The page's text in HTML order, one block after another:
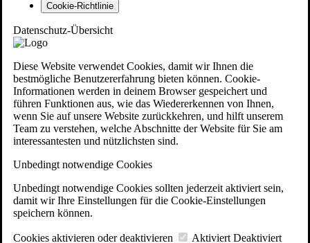
Cookie-Richtlinie
Datenschutz-Übersicht
Diese Website verwendet Cookies, damit wir Ihnen die
bestmögliche Benutzererfahrung bieten können. Cookie-
Informationen werden in deinem Browser gespeichert und
führen Funktionen aus, wie das Wiedererkennen von Ihnen,
wenn Sie auf unsere Website zurückkehren, und hilft unserem
Team zu verstehen, welche Abschnitte der Website für Sie am
interessantesten und nützlichsten sind.
Unbedingt notwendige Cookies
Unbedingt notwendige Cookies sollten jederzeit aktiviert sein,
damit wir Ihre Einstellungen für die Cookie-Einstellungen
speichern können.
Cookies aktivieren oder deaktivieren Aktiviert Deaktiviert